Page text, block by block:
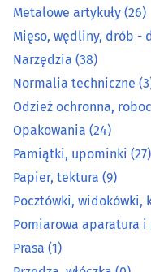
Lombardy (6)
Maszyny(19)
Maszyny i urządzenia
Metale, metale kolorowe
Metalowe artykuły(26)
Mięso, wędliny, drób -
Metalowe artykuły (26)
Mięso, wędliny, drób -
Narzędzia (38)
Normalia techniczne
Odzież ochronna,
Opakowania (24)
Pamiątki, upominki (27)
Papier, tektura (9)
Pocztówki, widokówki,
Pomiarowa aparatura i
Prasa (1)